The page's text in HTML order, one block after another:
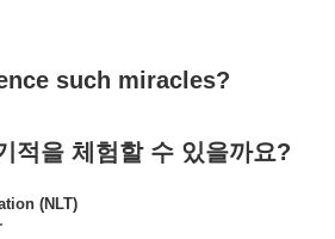
such miracles?
적을 체험할 수 있을까요?
(NLT)